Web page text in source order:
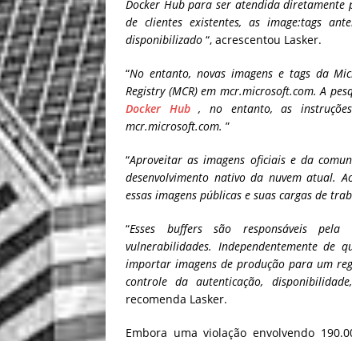
Docker Hub para ser atendida
de clientes existentes, as image:tags
disponibilizado “, acrescentou Lasker.
“No entanto, novas imagens e tags da
Registry (MCR) em mcr.microsoft.com. A
Docker Hub, no entanto, as
mcr.microsoft.com. ”
“Aproveitar as imagens oficiais e da
desenvolvimento nativo da nuvem atual.
essas imagens públicas e suas cargas de
“Esses buffers são responsáveis
vulnerabilidades. Independentemente de
importar imagens de produção para um
controle da autenticação,
recomenda Lasker.
Embora uma violação envolvendo